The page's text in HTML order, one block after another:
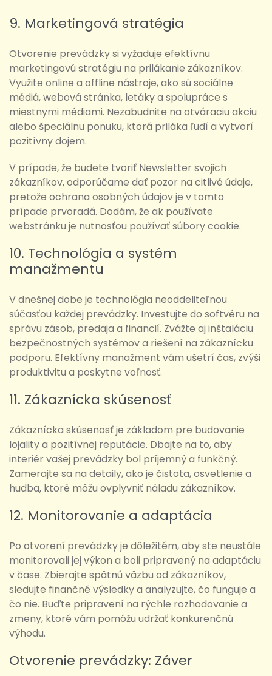
9. Marketingová stratégia
Otvorenie prevádzky si vyžaduje efektívnu
marketingovú stratégiu na prilákanie zákazníkov.
Využite online a offline nástroje, ako sú sociálne
médiá, webová stránka, letáky a spolupráce s
miestnymi médiami. Nezabudnite na otváraciu akciu
alebo špeciálnu ponuku, ktorá priláka ľudí a vytvorí
pozitívny dojem.
V prípade, že budete tvoriť Newsletter svojich
zákazníkov, odporúčame dať pozor na citlivé údaje,
pretože ochrana osobných údajov je v tomto
prípade prvoradá. Dodám, že ak používate
webstránku je nutnosťou používať súbory cookie.
10. Technológia a systém
manažmentu
V dnešnej dobe je technológia neoddeliteľnou
súčasťou každej prevádzky. Investujte do softvéru na
správu zásob, predaja a financií. Zvážte aj inštaláciu
bezpečnostných systémov a riešení na zákaznícku
podporu. Efektívny manažment vám ušetrí čas, zvýši
produktivitu a poskytne voľnosť.
11. Zákaznícka skúsenosť
Zákaznícka skúsenosť je základom pre budovanie
lojality a pozitívnej reputácie. Dbajte na to, aby
interiér vašej prevádzky bol príjemný a funkčný.
Zamerajte sa na detaily, ako je čistota, osvetlenie a
hudba, ktoré môžu ovplyvniť náladu zákazníkov.
12. Monitorovanie a adaptácia
Po otvorení prevádzky je dôležitém, aby ste neustále
monitorovali jej výkon a boli pripravený na adaptáciu
v čase. Zbierajte spätnú väzbu od zákazníkov,
sledujte finančné výsledky a analyzujte, čo funguje a
čo nie. Buďte pripravení na rýchle rozhodovanie a
zmeny, ktoré vám pomôžu udržať konkurenčnú
výhodu.
Otvorenie prevádzky: Záver